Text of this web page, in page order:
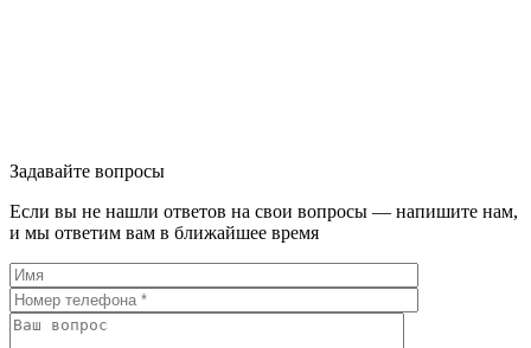
Задавайте вопросы
Если вы не нашли ответов на свои вопросы — напишите нам,
и мы ответим вам в ближайшее время